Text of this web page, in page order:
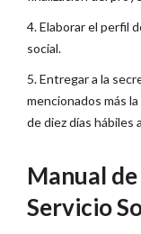
4. Elaborar el perfil
social.
5. Entregar a la
mencionados más
de diez días hábiles
Manual
Servicio